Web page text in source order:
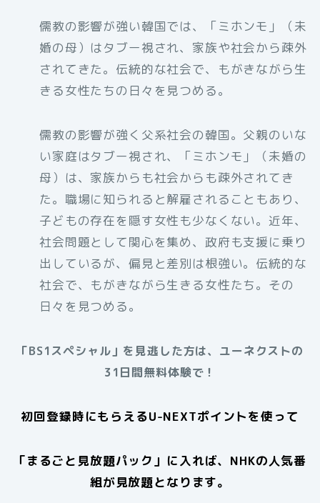
儒教の影響が強い韓国では、「ミホンモ」（未
婚の母）はタブー視され、家族や社会から疎外
されてきた。伝統的な社会で、もがきながら生
きる女性たちの日々を見つめる。
儒教の影響が強く父系社会の韓国。父親のいな
い家庭はタブー視され、「ミホンモ」（未婚の
母）は、家族からも社会からも疎外されてき
た。職場に知られると解雇されることもあり、
子どもの存在を隠す女性も少なくない。近年、
社会問題として関心を集め、政府も支援に乗り
出しているが、偏見と差別は根強い。伝統的な
社会で、もがきながら生きる女性たち。その
日々を見つめる。
「BS1スペシャル」を見逃した方は、ユーネクストの
31日間無料体験で！
初回登録時にもらえるU-NEXTポイントを使って
「まるごと見放題パック」に入れば、NHKの人気番
組が見放題となります。